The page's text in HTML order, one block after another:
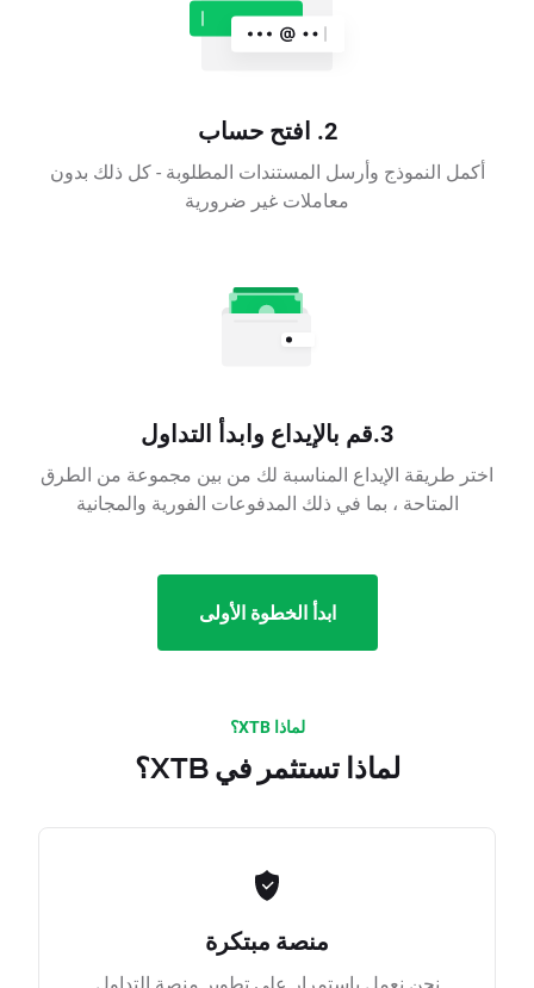
2. افتح حساب
أكمل النموذج وأرسل المستندات المطلوبة - كل ذلك بدون
معاملات غير ضرورية
3.قم بالإيداع وابدأ التداول
اختر طريقة الإيداع المناسبة لك من بين مجموعة من الطرق
المتاحة ، بما في ذلك المدفوعات الفورية والمجانية
ابدأ الخطوة الأولى
لماذا XTB؟
لماذا تستثمر في XTB؟
منصة مبتكرة